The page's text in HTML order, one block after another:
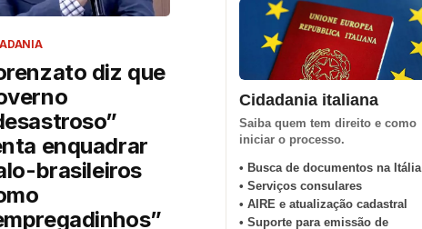
diz que
enquadrar
brasileiros
Cidadania italiana
Saiba quem tem direito e como
iniciar o processo.
• Busca de documentos na Itália
• Serviços consulares
• AIRE e atualização cadastral
• Suporte para emissão de